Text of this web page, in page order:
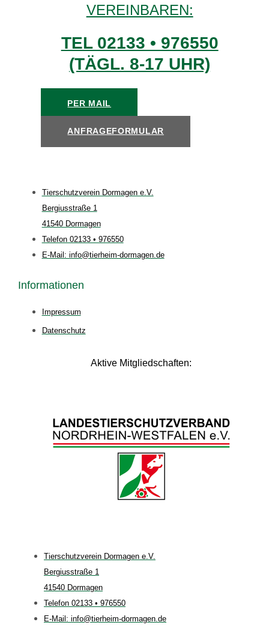
VEREINBAREN:
TEL 02133 • 976550
(TÄGL. 8-17 UHR)
PER MAIL
ANFRAGEFORMULAR
Tierschutzverein Dormagen e.V.
Bergiusstraße 1
41540 Dormagen
Telefon 02133 • 976550
E-Mail: info@tierheim-dormagen.de
Informationen
Impressum
Datenschutz
Aktive Mitgliedschaften:
Tierschutzverein Dormagen e.V.
Bergiusstraße 1
41540 Dormagen
Telefon 02133 • 976550
E-Mail: info@tierheim-dormagen.de